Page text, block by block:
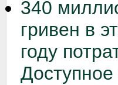
340
гривен в
году